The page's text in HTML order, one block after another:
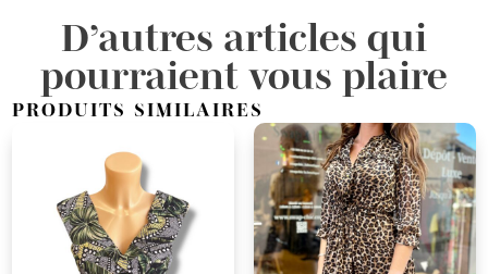
D’autres articles qui
pourraient vous plaire
PRODUITS SIMILAIRES